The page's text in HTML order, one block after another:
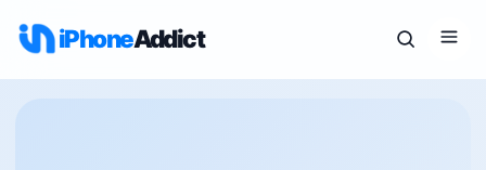
iPhoneAddict